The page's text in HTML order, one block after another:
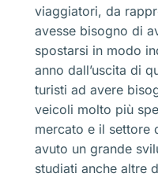
viaggiatori, da
avesse bisogno di
spostarsi in modo
anno dall’uscita di
turisti ad avere
veicoli molto più
mercato e il settore
avuto un grande
studiati anche altre